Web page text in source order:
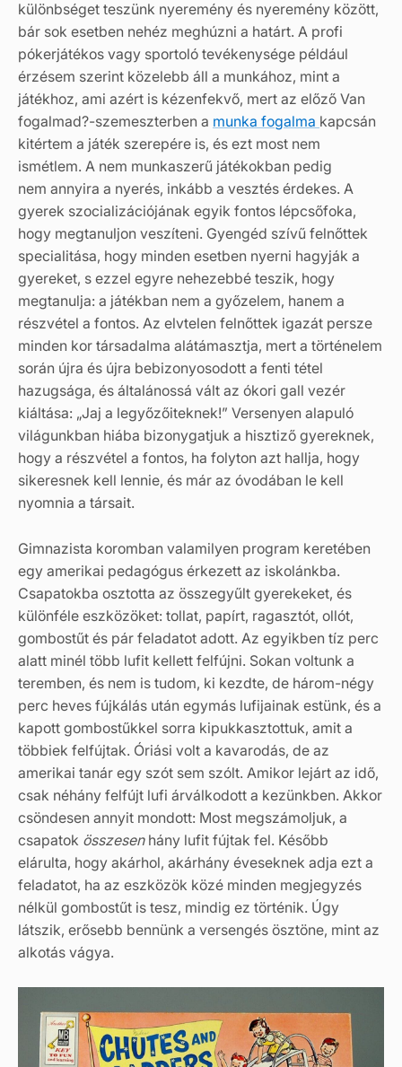
különbséget teszünk nyeremény és nyeremény között,
bár sok esetben nehéz meghúzni a határt. A profi
pókerjátékos vagy sportoló tevékenysége például
érzésem szerint közelebb áll a munkához, mint a
játékhoz, ami azért is kézenfekvő, mert az előző Van
fogalmad?-szemeszterben a munka fogalma kapcsán
kitértem a játék szerepére is, és ezt most nem
ismétlem. A nem munkaszerű játékokban pedig
nem annyira a nyerés, inkább a vesztés érdekes. A
gyerek szocializációjának egyik fontos lépcsőfoka,
hogy megtanuljon veszíteni. Gyengéd szívű felnőttek
specialitása, hogy minden esetben nyerni hagyják a
gyereket, s ezzel egyre nehezebbé teszik, hogy
megtanulja: a játékban nem a győzelem, hanem a
részvétel a fontos. Az elvtelen felnőttek igazát persze
minden kor társadalma alátámasztja, mert a történelem
során újra és újra bebizonyosodott a fenti tétel
hazugsága, és általánossá vált az ókori gall vezér
kiáltása: „Jaj a legyőzőiteknek!” Versenyen alapuló
világunkban hiába bizonygatjuk a hisztiző gyereknek,
hogy a részvétel a fontos, ha folyton azt hallja, hogy
sikeresnek kell lennie, és már az óvodában le kell
nyomnia a társait.
Gimnazista koromban valamilyen program keretében
egy amerikai pedagógus érkezett az iskolánkba.
Csapatokba osztotta az összegyűlt gyerekeket, és
különféle eszközöket: tollat, papírt, ragasztót, ollót,
gombostűt és pár feladatot adott. Az egyikben tíz perc
alatt minél több lufit kellett felfújni. Sokan voltunk a
teremben, és nem is tudom, ki kezdte, de három-négy
perc heves fújkálás után egymás lufijainak estünk, és a
kapott gombostűkkel sorra kipukkasztottuk, amit a
többiek felfújtak. Óriási volt a kavarodás, de az
amerikai tanár egy szót sem szólt. Amikor lejárt az idő,
csak néhány felfújt lufi árválkodott a kezünkben. Akkor
csöndesen annyit mondott: Most megszámoljuk, a
csapatok összesenhány lufit fújtak fel. Később
elárulta, hogy akárhol, akárhány éveseknek adja ezt a
feladatot, ha az eszközök közé minden megjegyzés
nélkül gombostűt is tesz, mindig ez történik. Úgy
látszik, erősebb bennünk a versengés ösztöne, mint az
alkotás vágya.